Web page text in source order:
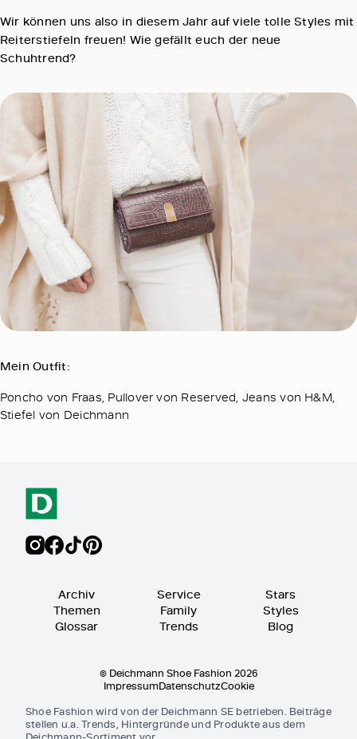
Wir können uns also in diesem Jahr auf viele tolle Styles mit
Reiterstiefeln freuen! Wie gefällt euch der neue
Schuhtrend?
Mein Outfit:
Poncho von Fraas, Pullover von Reserved, Jeans von H&M,
Stiefel von Deichmann
Archiv
Themen
Glossar
Service
Family
Trends
Stars
Styles
Blog
© Deichmann Shoe Fashion 2026
ImpressumDatenschutzCookie
Shoe Fashion wird von der Deichmann SE betrieben. Beiträge
stellen u.a. Trends, Hintergründe und Produkte aus dem